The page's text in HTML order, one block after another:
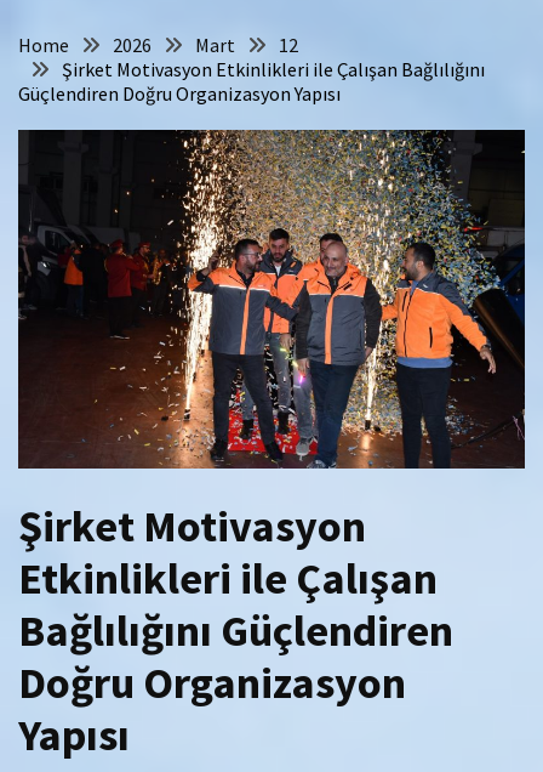
Home 2026 Mart
12
Şirket Motivasyon Etkinlikleri ile Çalışan Bağlılığını
Güçlendiren Doğru Organizasyon Yapısı
Şirket Motivasyon
Etkinlikleri ile Çalışan
Bağlılığını Güçlendiren
Doğru Organizasyon
Yapısı